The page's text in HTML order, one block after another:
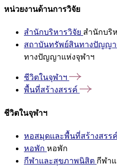
หน่วยงานด้านการวิจัย
สำนักบริหารวิจัย สำนักบริ
สถาบันทรัพย์สินทางปัญญา
ทางปัญญาแห่งจุฬาฯ
ชีวิตในจุฬาฯ
พื้นที่สร้างสรรค์
ชีวิตในจุฬาฯ
หอสมุดและพื้นที่สร้างสรรค์
หอพัก หอพัก
กีฬาและสุขภาพนิสิต กีฬา